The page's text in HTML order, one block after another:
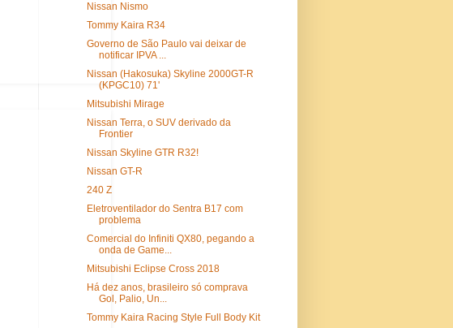
Nissan Nismo
Tommy Kaira R34
Governo de São Paulo vai deixar de
notificar IPVA ...
Nissan (Hakosuka) Skyline 2000GT-R
(KPGC10) 71'
Mitsubishi Mirage
Nissan Terra, o SUV derivado da
Frontier
Nissan Skyline GTR R32!
Nissan GT-R
240 Z
Eletroventilador do Sentra B17 com
problema
Comercial do Infiniti QX80, pegando a
onda de Game...
Mitsubishi Eclipse Cross 2018
Há dez anos, brasileiro só comprava
Gol, Palio, Un...
Tommy Kaira Racing Style Full Body Kit